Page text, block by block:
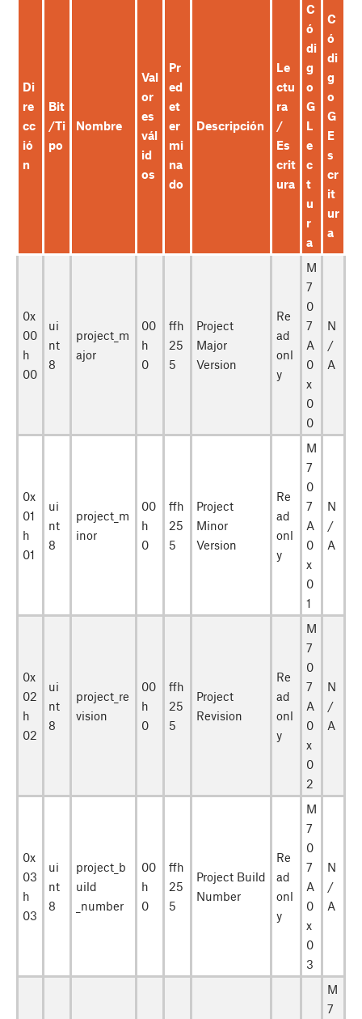
Di
re
cc
ió
n
Bit
/Ti
po
Nombre
Val
or
es
vál
id
os
Pr
ed
et
er
mi
na
do
Descripción
Le
ctu
ra
/
Es
crit
ura
C
ó
di
g
o
G
L
e
c
t
u
r
a
C
ó
di
g
o
G
E
s
cr
it
ur
a
0x
00
h
00
ui
nt
8
project_m
ajor
00
h
0
ffh
25
5
Project
Major
Version
Re
ad
onl
y
M
7
0
7
A
0
x
0
0
N
/
A
0x
01
h
01
ui
nt
8
project_m
inor
00
h
0
ffh
25
5
Project
Minor
Version
Re
ad
onl
y
M
7
0
7
A
0
x
0
1
N
/
A
0x
02
h
02
ui
nt
8
project_re
vision
00
h
0
ffh
25
5
Project
Revision
Re
ad
onl
y
M
7
0
7
A
0
x
0
2
N
/
A
0x
03
h
03
ui
nt
8
project_b
uild
_number
00
h
0
ffh
25
5
Project Build
Number
Re
ad
onl
y
M
7
0
7
A
0
x
0
3
N
/
A
M
7